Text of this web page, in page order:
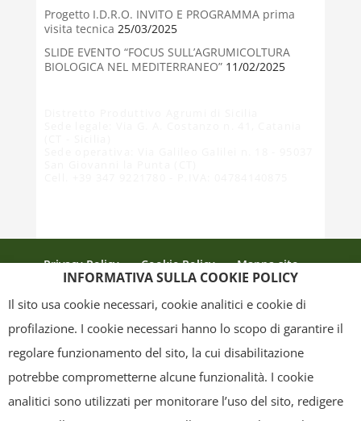
Progetto I.D.R.O. INVITO E PROGRAMMA prima
visita tecnica 25/03/2025
SLIDE EVENTO “FOCUS SULL’AGRUMICOLTURA
BIOLOGICA NEL MEDITERRANEO”11/02/2025
Privacy Policy Cookie Policy
Mappa sito
grafica ed il layout) sono di proprietà del "Distretto Produttivo Agrumi di
Sicilia" e tutelati dal diritto d’autore. È pertanto vietato copiarli,
INFORMATIVA SULLA COOKIE POLICY
Il sito usa cookie necessari, cookie analitici e cookie di
profilazione. I cookie necessari hanno lo scopo di garantire il
regolare funzionamento del sito, la cui disabilitazione
potrebbe comprometterne alcune funzionalità. I cookie
analitici sono utilizzati per monitorare l’uso del sito, redigere